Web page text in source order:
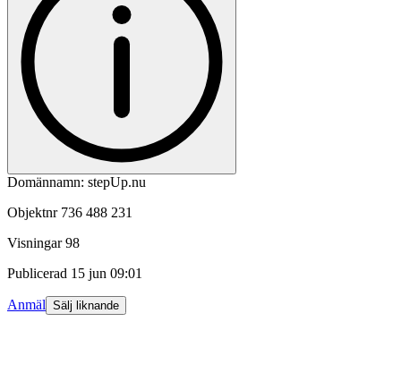
Domännamn: stepUp.nu
Objektnr 736 488 231
Visningar 98
Publicerad 15 jun 09:01
Anmäl Sälj liknande